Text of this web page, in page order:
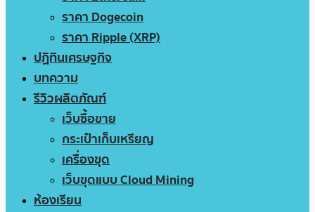
ราคา Dogecoin
ราคา Ripple (XRP)
ปฏิทินเศรษฐกิจ
บทความ
รีวิวผลิตภัณฑ์
เว็บซื้อขาย
กระเป๋าเก็บเหรียญ
เครื่องขุด
เว็บขุดแบบ Cloud Mining
ห้องเรียน